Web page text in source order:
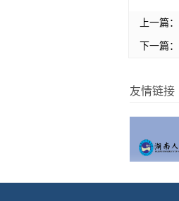
上一篇：
下一篇：
友情链接